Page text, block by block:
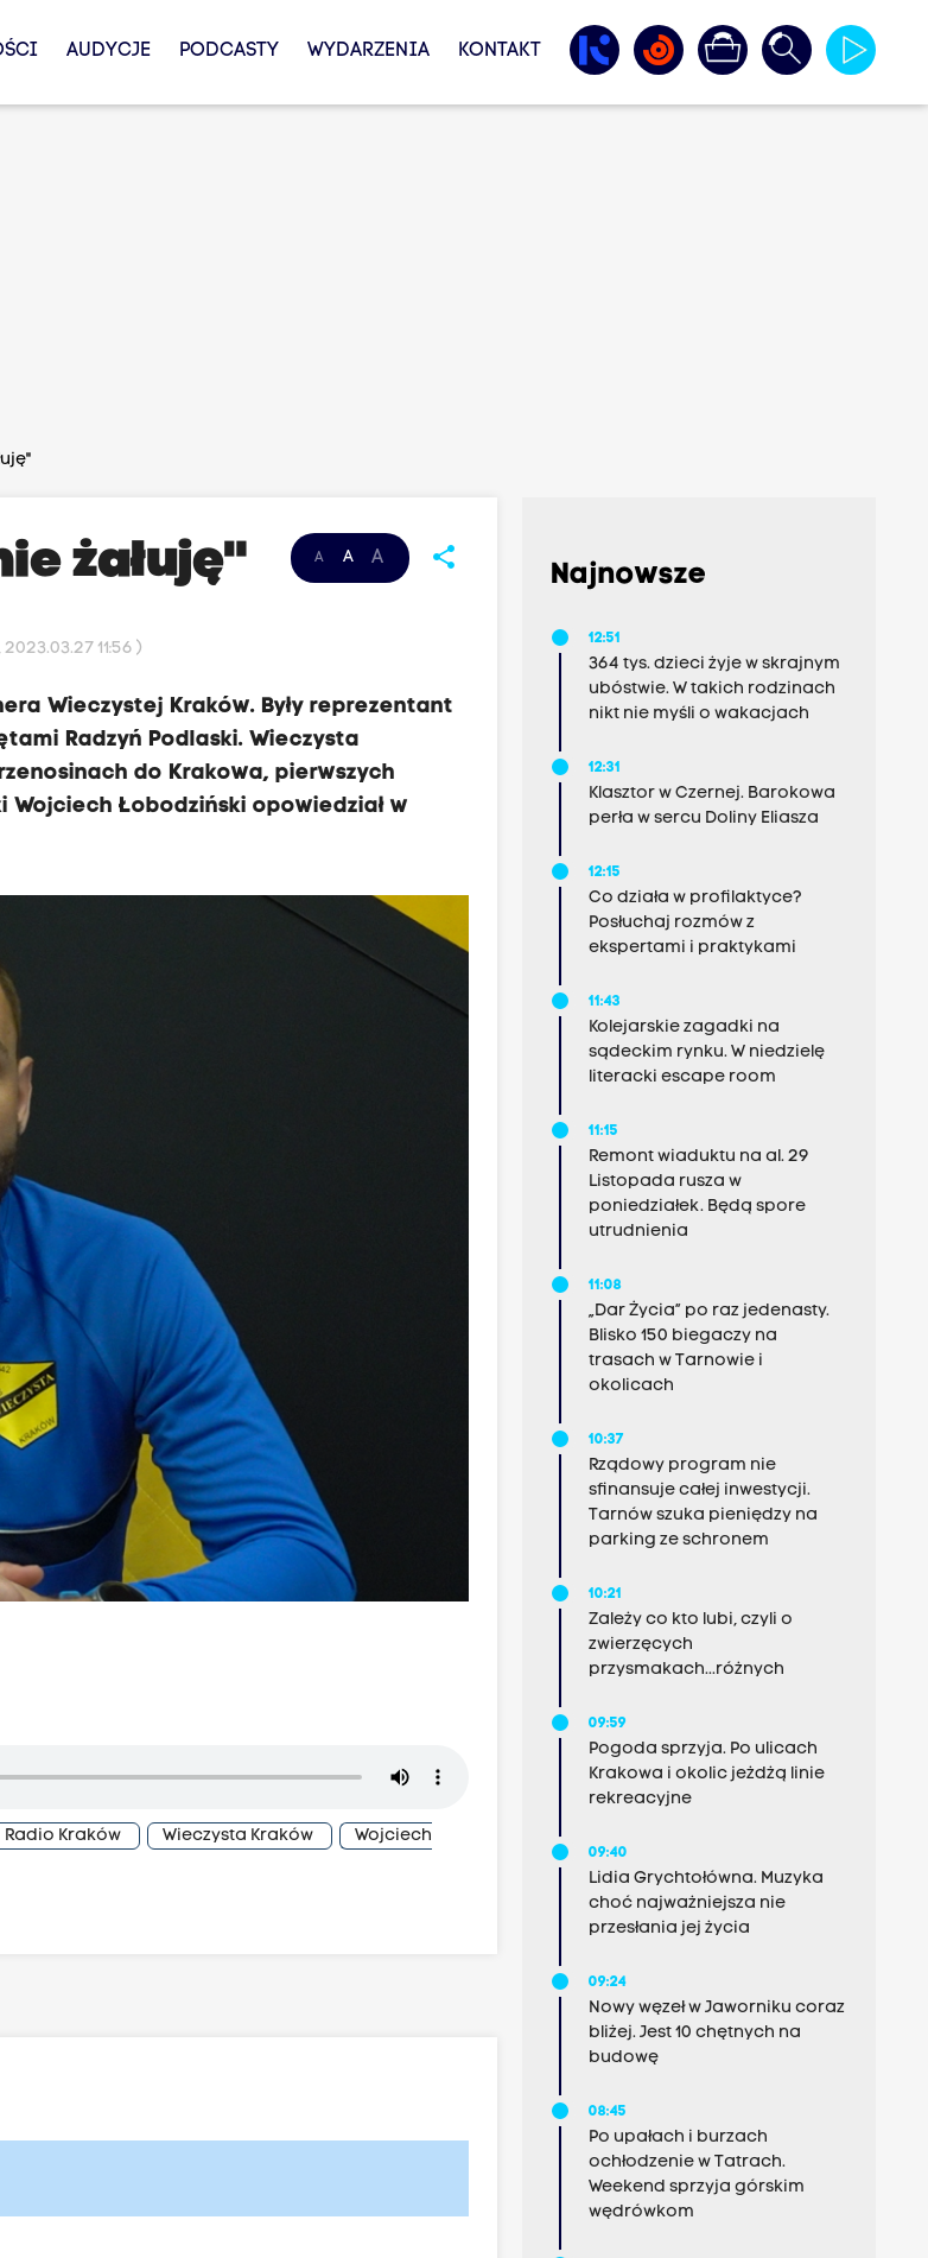
AUDYCJE PODCASTY WYDARZENIA KONTAKT
A A A share
żałuję"
11:56 )
Wieczystej Kraków. Były reprezentant
Radzyń Podlaski. Wieczysta
do Krakowa, pierwszych
Łobodziński opowiedział w
Radio Kraków Wieczysta Kraków
Wojciech
Najnowsze
12:51
364 tys. dzieci żyje w skrajnym
ubóstwie. W takich rodzinach
nikt nie myśli o wakacjach
12:31
Klasztor w Czernej. Barokowa
perła w sercu Doliny Eliasza
12:15
Co działa w profilaktyce?
Posłuchaj rozmów z
ekspertami i praktykami
11:43
Kolejarskie zagadki na
sądeckim rynku. W niedzielę
literacki escape room
11:15
Remont wiaduktu na al. 29
Listopada rusza w
poniedziałek. Będą spore
utrudnienia
11:08
„Dar Życia” po raz jedenasty.
Blisko 150 biegaczy na
trasach w Tarnowie i
okolicach
10:37
Rządowy program nie
sfinansuje całej inwestycji.
Tarnów szuka pieniędzy na
parking ze schronem
10:21
Zależy co kto lubi, czyli o
zwierzęcych
przysmakach...różnych
09:59
Pogoda sprzyja. Po ulicach
Krakowa i okolic jeżdżą linie
rekreacyjne
09:40
Lidia Grychtołówna. Muzyka
choć najważniejsza nie
przesłania jej życia
09:24
Nowy węzeł w Jaworniku coraz
bliżej. Jest 10 chętnych na
budowę
08:45
Po upałach i burzach
ochłodzenie w Tatrach.
Weekend sprzyja górskim
wędrówkom